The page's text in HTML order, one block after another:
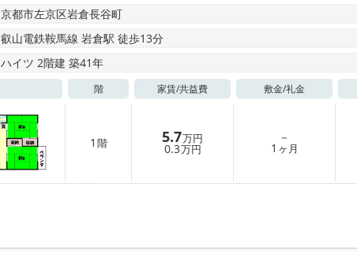
京都市左京区岩倉長谷町
叡山電鉄鞍馬線 岩倉駅 徒歩13分
ハイツ 2階建 築41年
階 家賃/共益費 敷金/礼金
1 階 5.7万円
0.3万円
－
1 ヶ月